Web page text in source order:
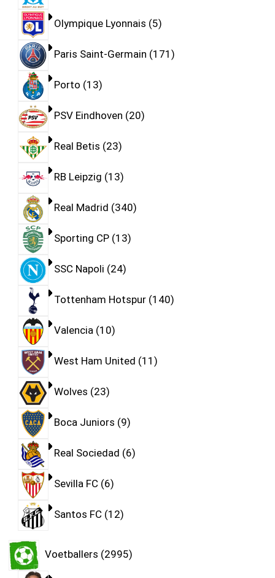
Olympique Lyonnais 5
Paris Saint-Germain 171
Porto 13
PSV Eindhoven 20
Real Betis 23
RB Leipzig 13
Real Madrid 340
Sporting CP 13
SSC Napoli 24
Tottenham Hotspur 140
Valencia 10
West Ham United 11
Wolves 23
Boca Juniors 9
Real Sociedad 6
Sevilla FC 6
Santos FC 12
Voetballers 2995